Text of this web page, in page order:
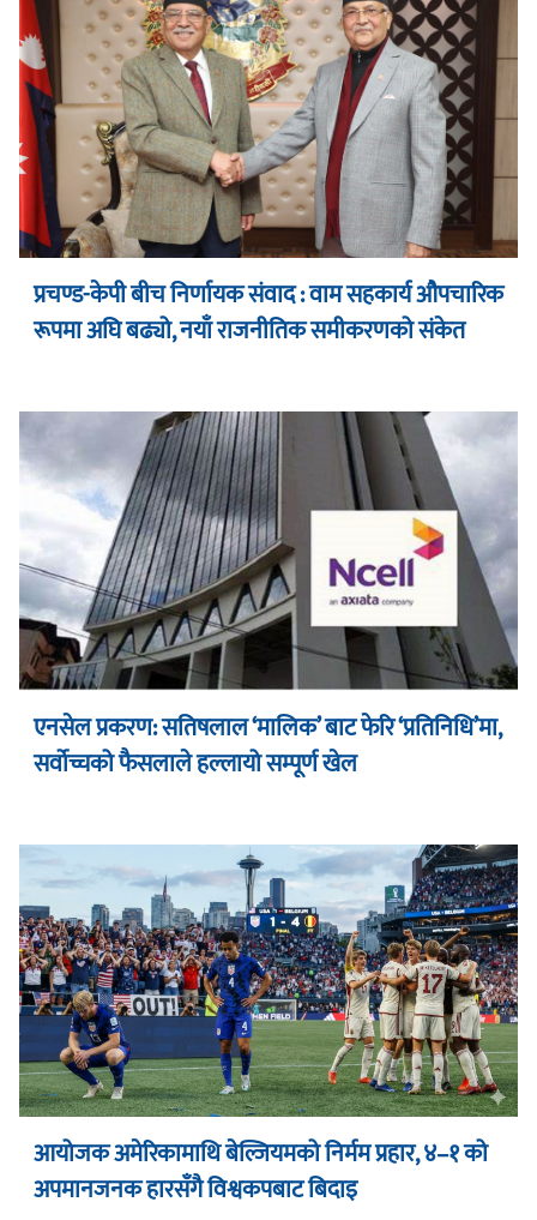
प्रचण्ड-केपी बीच निर्णायक संवाद : वाम सहकार्य औपचारिक
रूपमा अघि बढ्यो, नयाँ राजनीतिक समीकरणको संकेत
एनसेल प्रकरण: सतिषलाल ‘मालिक’ बाट फेरि ‘प्रतिनिधि’मा,
सर्वोच्चको फैसलाले हल्लायो सम्पूर्ण खेल
आयोजक अमेरिकामाथि बेल्जियमको निर्मम प्रहार, ४–१ को
अपमानजनक हारसँगै विश्वकपबाट बिदाइ